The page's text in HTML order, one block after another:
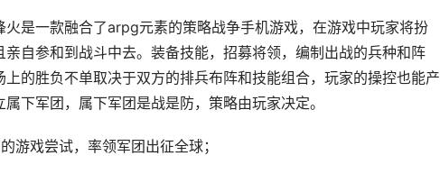
是一款融合了arpg元素的策略战争手机游戏，在游戏中玩家将扮
自参和到战斗中去。装备技能，招募将领，编制出战的兵种和阵
的胜负不单取决于双方的排兵布阵和技能组合，玩家的操控也能产
下军团，属下军团是战是防，策略由玩家决定。
游戏尝试，率领军团出征全球；